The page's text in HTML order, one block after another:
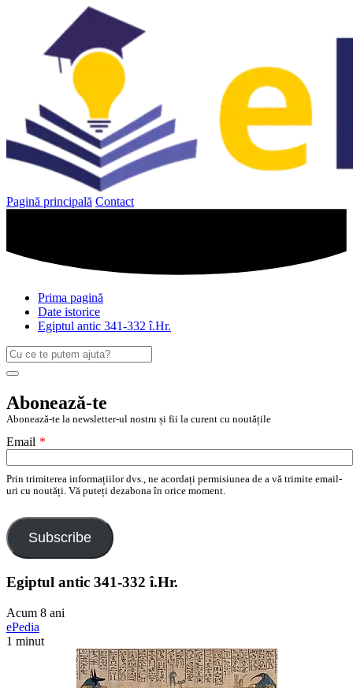
Pagină principală Contact
Prima pagină
Date istorice
Egiptul antic 341-332 î.Hr.
Caută
după:
Search
Abonează-te
Abonează-te la newsletter-ul nostru și fii la curent cu noutățile
Email *
Prin trimiterea informațiilor dvs., ne acordați permisiunea de a vă trimite email-
uri cu noutăți. Vă puteți dezabona în orice moment.
Subscribe
Egiptul antic 341-332 î.Hr.
Acum 8 ani
ePedia
1 minut